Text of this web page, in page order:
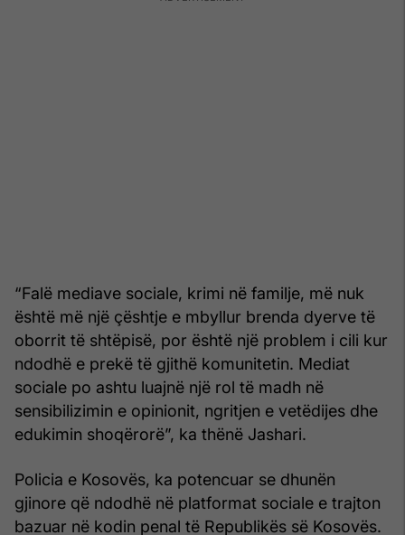
“Falë mediave sociale, krimi në familje, më nuk
është më një çështje e mbyllur brenda dyerve të
oborrit të shtëpisë, por është një problem i cili kur
ndodhë e prekë të gjithë komunitetin. Mediat
sociale po ashtu luajnë një rol të madh në
sensibilizimin e opinionit, ngritjen e vetëdijes dhe
edukimin shoqërorë”, ka thënë Jashari.
Policia e Kosovës, ka potencuar se dhunën
gjinore që ndodhë në platformat sociale e trajton
bazuar në kodin penal të Republikës së Kosovës.